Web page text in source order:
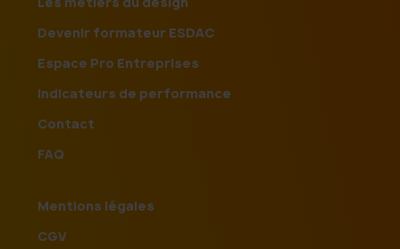
Devenir formateur ESDAC
Espace Pro Entreprises
Indicateurs de performance
Contact
FAQ
Mentions légales
CGV